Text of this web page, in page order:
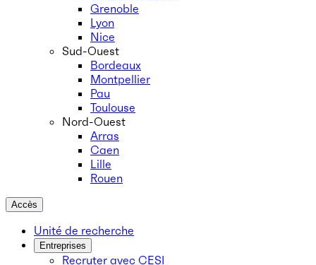
Grenoble
Lyon
Nice
Sud-Ouest
Bordeaux
Montpellier
Pau
Toulouse
Nord-Ouest
Arras
Caen
Lille
Rouen
Accès
Unité de recherche
Entreprises
Recruter avec CESI